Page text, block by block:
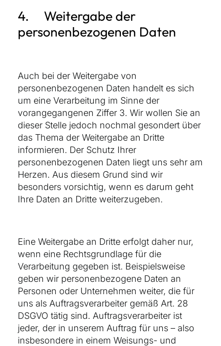
4. Weitergabe der
personenbezogenen Daten
Auch bei der Weitergabe von
personenbezogenen Daten handelt es sich
um eine Verarbeitung im Sinne der
vorangegangenen Ziffer 3. Wir wollen Sie an
dieser Stelle jedoch nochmal gesondert über
das Thema der Weitergabe an Dritte
informieren. Der Schutz Ihrer
personenbezogenen Daten liegt uns sehr am
Herzen. Aus diesem Grund sind wir
besonders vorsichtig, wenn es darum geht
Ihre Daten an Dritte weiterzugeben.
Eine Weitergabe an Dritte erfolgt daher nur,
wenn eine Rechtsgrundlage für die
Verarbeitung gegeben ist. Beispielsweise
geben wir personenbezogene Daten an
Personen oder Unternehmen weiter, die für
uns als Auftragsverarbeiter gemäß Art. 28
DSGVO tätig sind. Auftragsverarbeiter ist
jeder, der in unserem Auftrag für uns – also
insbesondere in einem Weisungs- und